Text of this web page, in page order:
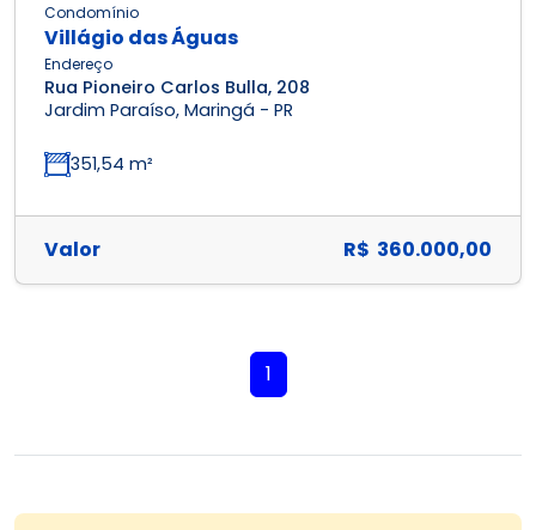
Condomínio
Villágio das Águas
Endereço
Rua Pioneiro Carlos Bulla, 208
Jardim Paraíso, Maringá - PR
351,54 m²
Valor R$ 360.000,00
1